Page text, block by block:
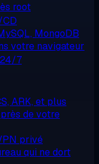
root
MongoDB
votre navigateur
7
ARK, et plus
de votre
privé
qui ne dort